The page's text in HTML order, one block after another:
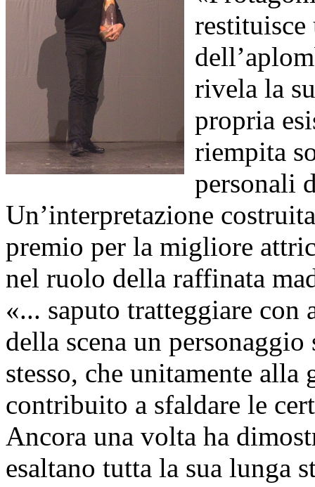
rivela la
propria
riempita
personali
Un’interpretazione
premio per la migliore
nel ruolo della raffinata
«... saputo tratteggiare con
della scena un personaggio
stesso, che unitamente alla
contribuito a sfaldare le
Ancora una volta ha
esaltano tutta la sua lunga